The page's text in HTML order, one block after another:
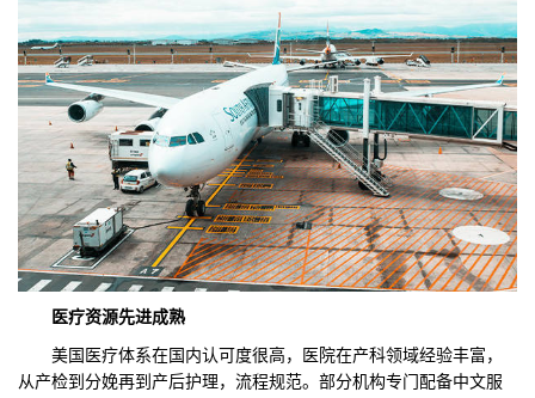
医疗资源先进成熟
美国医疗体系在国内认可度很高，医院在产科领域经验丰富，
从产检到分娩再到产后护理，流程规范。部分机构专门配备中文服